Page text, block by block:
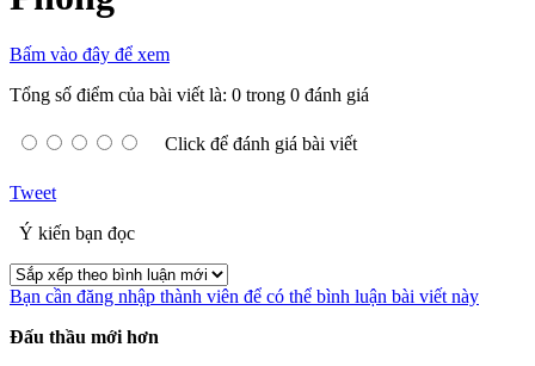
Bấm vào đây để xem
Tổng số điểm của bài viết là: 0 trong 0 đánh giá
Click để đánh giá bài viết
Tweet
Ý kiến bạn đọc
Bạn cần đăng nhập thành viên để có thể bình luận bài viết này
Đấu thầu mới hơn